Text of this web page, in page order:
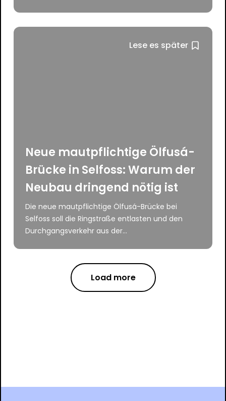
Lese es später
Neue mautpflichtige Ölfusá-
Brücke in Selfoss: Warum der
Neubau dringend nötig ist
Die neue mautpflichtige Ölfusá-Brücke bei
Selfoss soll die Ringstraße entlasten und den
Durchgangsverkehr aus der...
Load more